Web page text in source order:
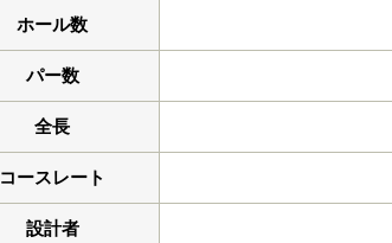
ホール数
パー数
全長
コースレート
設計者